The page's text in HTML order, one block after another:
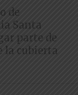
de
Santa
parte de
la cubierta